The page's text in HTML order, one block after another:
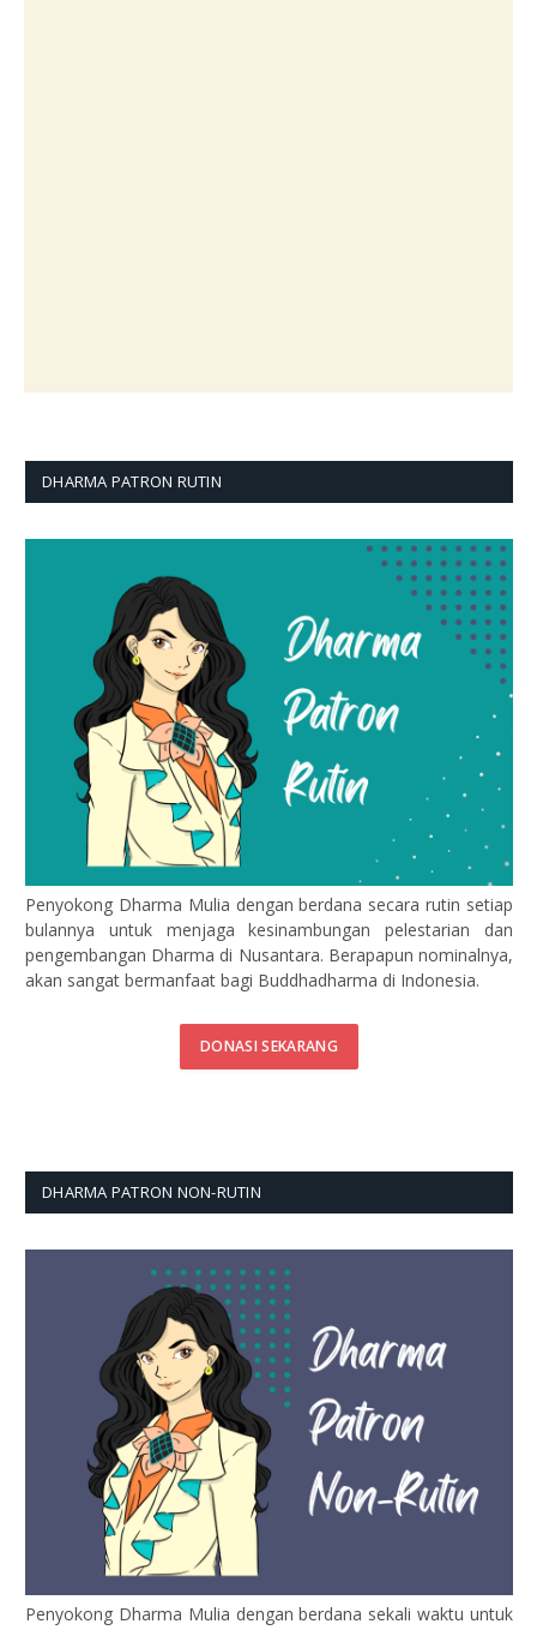
DHARMA PATRON RUTIN
Penyokong Dharma Mulia dengan berdana secara rutin setiap
bulannya untuk menjaga kesinambungan pelestarian dan
pengembangan Dharma di Nusantara. Berapapun nominalnya,
akan sangat bermanfaat bagi Buddhadharma di Indonesia.
DONASI SEKARANG
DHARMA PATRON NON-RUTIN
Penyokong Dharma Mulia dengan berdana sekali waktu untuk